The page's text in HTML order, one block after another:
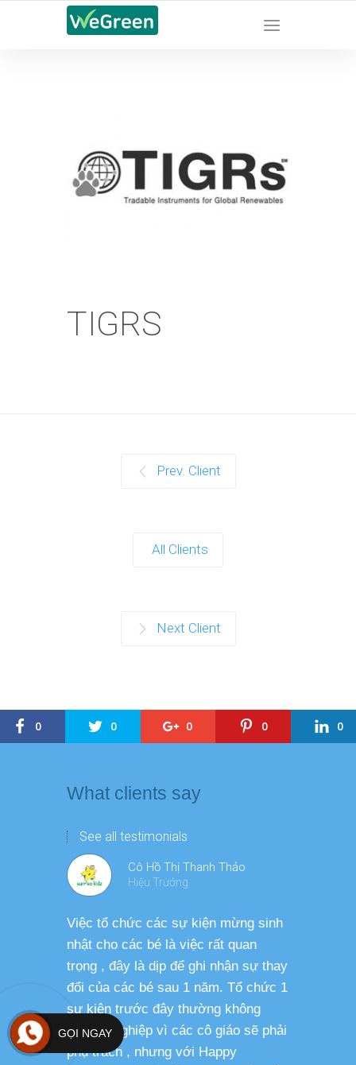
CHỨNG NHẬN SẢN PHẨM BỀN VỮNG
TIGRS
Prev. Client
All Clients
Next Client
0 0 0 0 0
What clients say
See all testimonials
Cô Hồ Thị Thanh Thảo
Hiệu Trưởng
Việc tổ chức các sự kiện mừng sinh
nhật cho các bé là việc rất quan
trọng , đây là dịp để ghi nhận sự thay
đổi của các bé sau 1 năm. Tổ chức 1
sự kiện trước đây thường không
chuyên nghiệp vì các cô giáo sẽ phải
phụ trách , nhưng với Happy
GỌI NGAY